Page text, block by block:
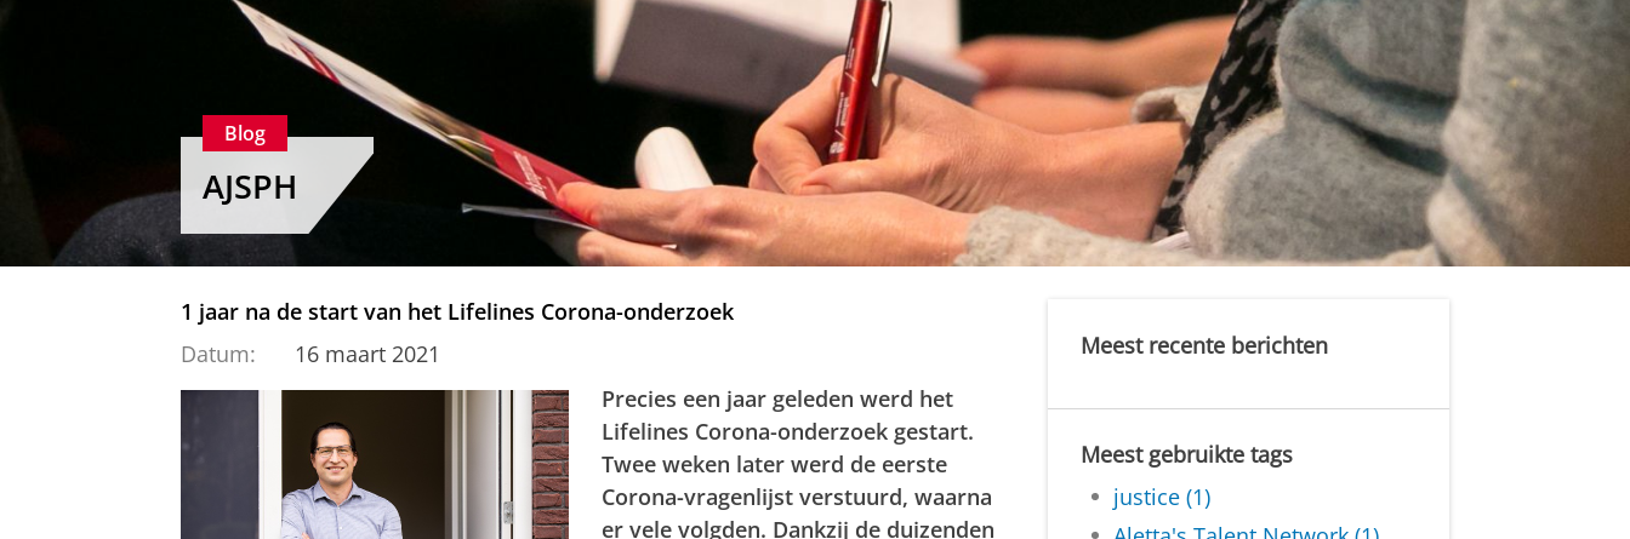
Blog
AJSPH
1 jaar na de start van het Lifelines Corona-onderzoek
Datum:
16 maart 2021
Precies een jaar geleden werd het
Lifelines Corona-onderzoek gestart.
Twee weken later werd de eerste
Corona-vragenlijst verstuurd, waarna
er vele volgden. Dankzij de duizenden
Meest recente berichten
Meest gebruikte tags
justice (1)